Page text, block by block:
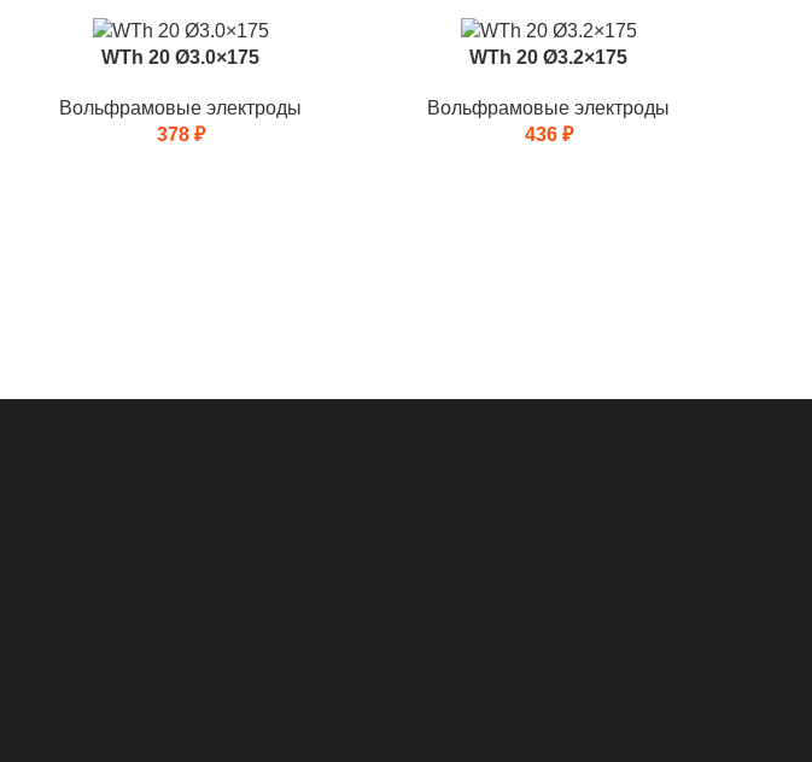
WTh 20 Ø3.0×175
Вольфрамовые электроды
378 ₽
WTh 20 Ø3.2×175
Вольфрамовые электроды
436 ₽